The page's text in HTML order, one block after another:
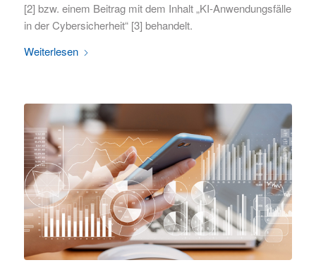
[2] bzw. einem Beitrag mit dem Inhalt „KI-Anwendungsfälle
in der Cybersicherheit“ [3] behandelt.
Weiterlesen